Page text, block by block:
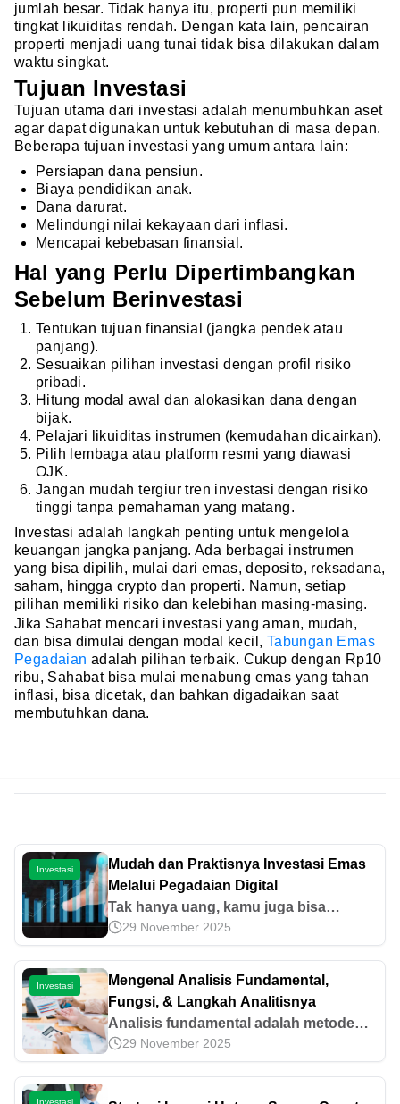
jumlah besar. Tidak hanya itu, properti pun memiliki
tingkat likuiditas rendah. Dengan kata lain, pencairan
properti menjadi uang tunai tidak bisa dilakukan dalam
waktu singkat.
Tujuan Investasi
Tujuan utama dari investasi adalah menumbuhkan aset
agar dapat digunakan untuk kebutuhan di masa depan.
Beberapa tujuan investasi yang umum antara lain:
Persiapan dana pensiun.
Biaya pendidikan anak.
Dana darurat.
Melindungi nilai kekayaan dari inflasi.
Mencapai kebebasan finansial.
Hal yang Perlu Dipertimbangkan
Sebelum Berinvestasi
Tentukan tujuan finansial (jangka pendek atau
panjang).
Sesuaikan pilihan investasi dengan profil risiko
pribadi.
Hitung modal awal dan alokasikan dana dengan
bijak.
Pelajari likuiditas instrumen (kemudahan dicairkan).
Pilih lembaga atau platform resmi yang diawasi
OJK.
Jangan mudah tergiur tren investasi dengan risiko
tinggi tanpa pemahaman yang matang.
Investasi adalah langkah penting untuk mengelola
keuangan jangka panjang. Ada berbagai instrumen
yang bisa dipilih, mulai dari emas, deposito, reksadana,
saham, hingga crypto dan properti. Namun, setiap
pilihan memiliki risiko dan kelebihan masing-masing.
Jika Sahabat mencari investasi yang aman, mudah,
dan bisa dimulai dengan modal kecil, Tabungan Emas
Pegadaian adalah pilihan terbaik. Cukup dengan Rp10
ribu, Sahabat bisa mulai menabung emas yang tahan
inflasi, bisa dicetak, dan bahkan digadaikan saat
membutuhkan dana.
Investasi
Mudah dan Praktisnya Investasi Emas
Melalui Pegadaian Digital
Tak hanya uang, kamu juga bisa
menabung emas di Pegadaian.
Sebenarnya, apa saja keuntungan
menabung emas? Simak ulasannya di
sini.
29 November 2025
Investasi
Mengenal Analisis Fundamental,
Fungsi, & Langkah Analitisnya
Analisis fundamental adalah metode
untuk menilai situasi keuangan dari
suatu perusahaan. Ketahui fungsi dan
29 November 2025
Investasi